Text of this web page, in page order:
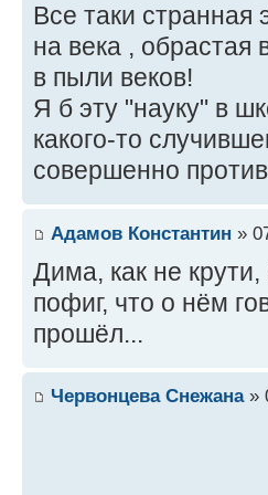
Все таки странная
на века , обрастая
в пыли веков!
Я б эту "науку" в
какого-то
совершенно
Адамов Константин »
Дима, как не
пофиг, что о нём
прошёл...
Червонцева Снежана»